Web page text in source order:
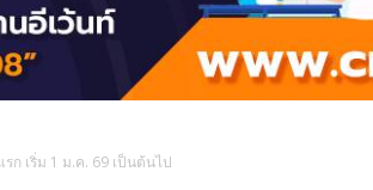
ก เริ่ม 1 ม.ค. 69 เป็นต้นไป